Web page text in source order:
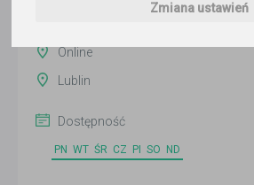
Zmiana ustawień
Online
Lublin
Dostępność
PN WT ŚR CZ PI SO ND